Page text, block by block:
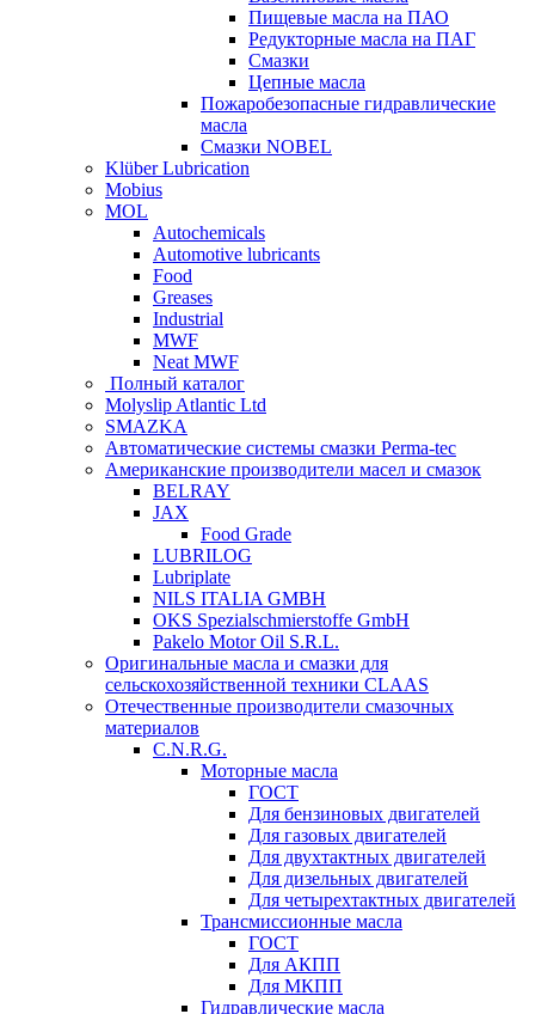
Пищевые масла на ПАО
Редукторные масла на ПАГ
Смазки
Цепные масла
Пожаробезопасные гидравлические
масла
Смазки NOBEL
Klüber Lubrication
Mobius
MOL
Autochemicals
Automotive lubricants
Food
Greases
Industrial
MWF
Neat MWF
Полный каталог
Molyslip Atlantic Ltd
SMAZKA
Автоматические системы смазки Perma-tec
Американские производители масел и смазок
BELRAY
JAX
Food Grade
LUBRILOG
Lubriplate
NILS ITALIA GMBH
OKS Spezialschmierstoffe GmbH
Pakelo Motor Oil S.R.L.
Оригинальные масла и смазки для
сельскохозяйственной техники CLAAS
Отечественные производители смазочных
материалов
C.N.R.G.
Моторные масла
ГОСТ
Для бензиновых двигателей
Для газовых двигателей
Для двухтактных двигателей
Для дизельных двигателей
Для четырехтактных двигателей
Трансмиссионные масла
ГОСТ
Для АКПП
Для МКПП
Гидравлические масла